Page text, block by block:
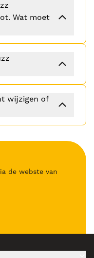
Wat moet
wijzigen of
de webste van